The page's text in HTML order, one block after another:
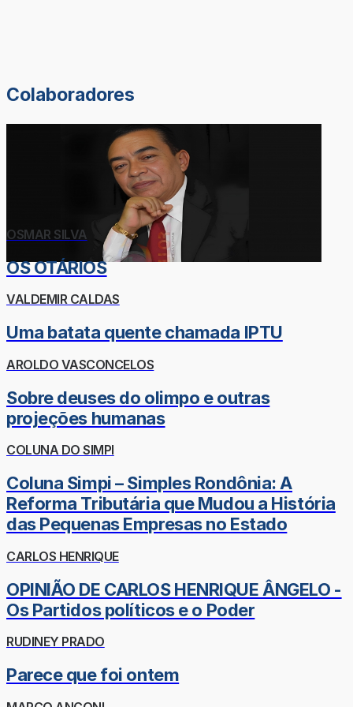
Colaboradores
OSMAR SILVA
OS OTÁRIOS
VALDEMIR CALDAS
Uma batata quente chamada IPTU
AROLDO VASCONCELOS
Sobre deuses do olimpo e outras
projeções humanas
COLUNA DO SIMPI
Coluna Simpi – Simples Rondônia: A
Reforma Tributária que Mudou a História
das Pequenas Empresas no Estado
CARLOS HENRIQUE
OPINIÃO DE CARLOS HENRIQUE ÂNGELO -
Os Partidos políticos e o Poder
RUDINEY PRADO
Parece que foi ontem